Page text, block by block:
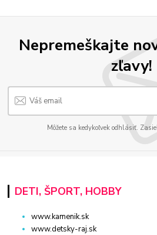
Nepremeškajte
zľavy!
Môžete sa kedykoľvek odhlásiť.
DETI, ŠPORT, HOBBY
www.kamenik.sk
www.detsky-raj.sk